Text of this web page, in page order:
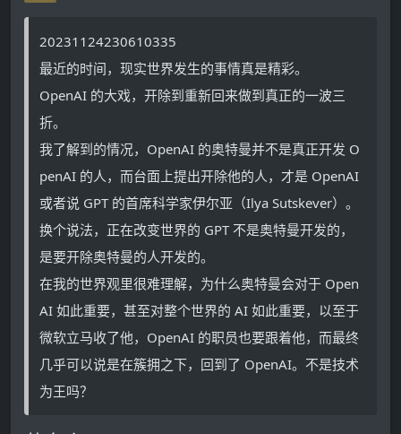
20231124230610335
最近的时间，现实世界发生的事情真是精彩。
OpenAI 的大戏，开除到重新回来做到真正的一波三
折。
我了解到的情况，OpenAI 的奥特曼并不是真正开发 O
penAI 的人，而台面上提出开除他的人，才是 OpenAI
或者说 GPT 的首席科学家伊尔亚（Ilya Sutskever）。
换个说法，正在改变世界的 GPT 不是奥特曼开发的，
是要开除奥特曼的人开发的。
在我的世界观里很难理解，为什么奥特曼会对于 Open
AI 如此重要，甚至对整个世界的 AI 如此重要，以至于
微软立马收了他，OpenAI 的职员也要跟着他，而最终
几乎可以说是在簇拥之下，回到了 OpenAI。不是技术
为王吗？